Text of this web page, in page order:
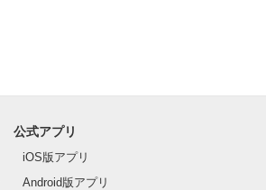
公式アプリ
iOS版アプリ
Android版アプリ